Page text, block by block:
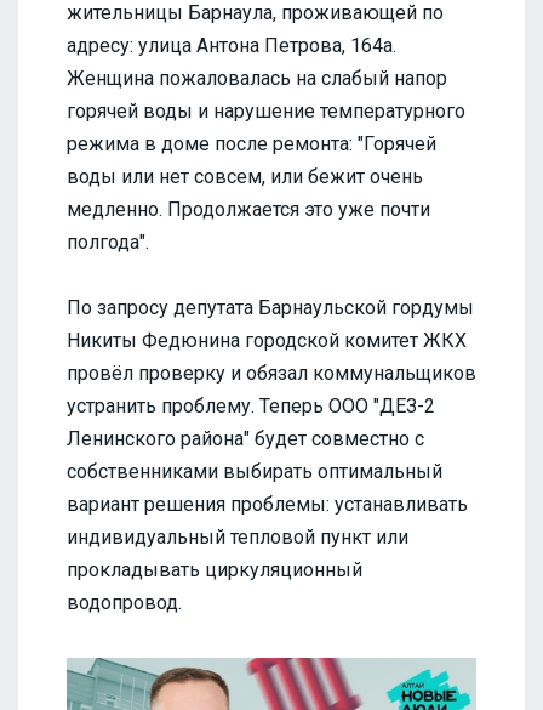
жительницы Барнаула, проживающей по
адресу: улица Антона Петрова, 164а.
Женщина пожаловалась на слабый напор
горячей воды и нарушение температурного
режима в доме после ремонта: "Горячей
воды или нет совсем, или бежит очень
медленно. Продолжается это уже почти
полгода".
По запросу депутата Барнаульской гордумы
Никиты Федюнина городской комитет ЖКХ
провёл проверку и обязал коммунальщиков
устранить проблему. Теперь ООО "ДЕЗ-2
Ленинского района" будет совместно с
собственниками выбирать оптимальный
вариант решения проблемы: устанавливать
индивидуальный тепловой пункт или
прокладывать циркуляционный
водопровод.